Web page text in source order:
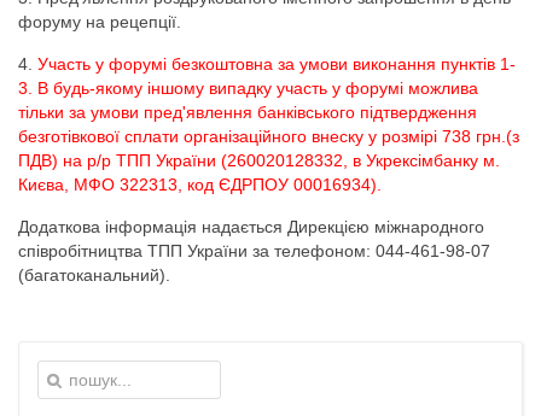
форуму на рецепції.
4. Участь у форумі безкоштовна за умови виконання пунктів 1-
3. В будь-якому іншому випадку участь у форумі можлива
тільки за умови пред'явлення банківського підтвердження
безготівкової сплати організаційного внеску у розмірі 738 грн.(з
ПДВ) на р/р ТПП України (260020128332, в Укрексімбанку м.
Києва, МФО 322313, код ЄДРПОУ 00016934).
Додаткова інформація надається Дирекцією міжнародного
співробітництва ТПП України за телефоном: 044-461-98-07
(багатоканальний).